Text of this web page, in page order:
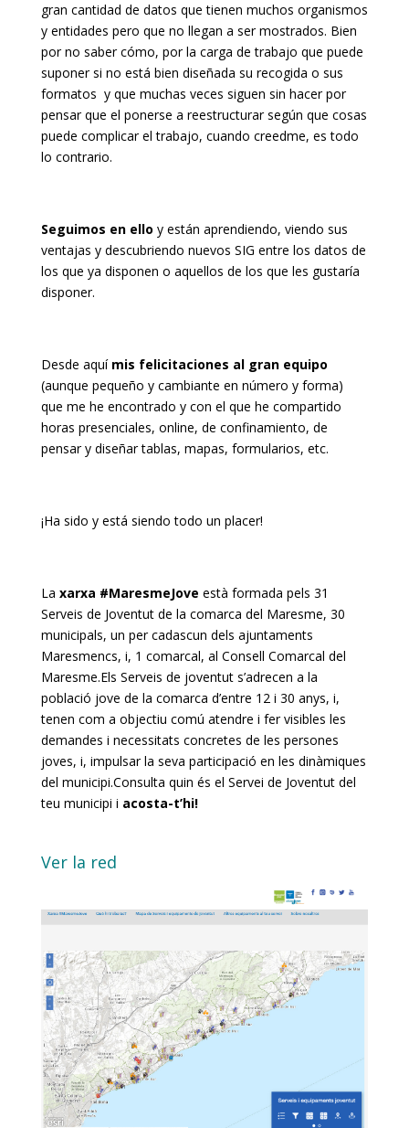
gran cantidad de datos que tienen muchos organismos
y entidades pero que no llegan a ser mostrados. Bien
por no saber cómo, por la carga de trabajo que puede
suponer si no está bien diseñada su recogida o sus
formatos y que muchas veces siguen sin hacer por
pensar que el ponerse a reestructurar según que cosas
puede complicar el trabajo, cuando creedme, es todo
lo contrario.
Seguimos en ello y están aprendiendo, viendo sus
ventajas y descubriendo nuevos SIG entre los datos de
los que ya disponen o aquellos de los que les gustaría
disponer.
Desde aquí mis felicitaciones al gran equipo
(aunque pequeño y cambiante en número y forma)
que me he encontrado y con el que he compartido
horas presenciales, online, de confinamiento, de
pensar y diseñar tablas, mapas, formularios, etc.
¡Ha sido y está siendo todo un placer!
La xarxa #MaresmeJove està formada pels 31
Serveis de Joventut de la comarca del Maresme, 30
municipals, un per cadascun dels ajuntaments
Maresmencs, i, 1 comarcal, al Consell Comarcal del
Maresme.Els Serveis de joventut s’adrecen a la
població jove de la comarca d’entre 12 i 30 anys, i,
tenen com a objectiu comú atendre i fer visibles les
demandes i necessitats concretes de les persones
joves, i, impulsar la seva participació en les dinàmiques
del municipi.Consulta quin és el Servei de Joventut del
teu municipi i acosta-t’hi!
Ver la red